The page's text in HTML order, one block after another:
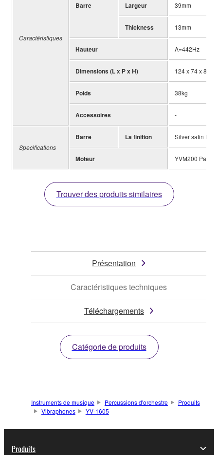
Caractéristiques
Barre Largeur 39mm
Thickness 13mm
Hauteur A=442Hz
Dimensions (L x P x H) 124 x 74 x 80-
Poids 38kg
Accessoires -
Specifications
Barre La finition Silver satin
Moteur YVM200
Trouver des produits similaires
Présentation
Caractéristiques techniques
Téléchargements
Catégorie de produits
Instruments de musique Percussions d'orchestre
Produits
Vibraphones
YV-1605
Produits